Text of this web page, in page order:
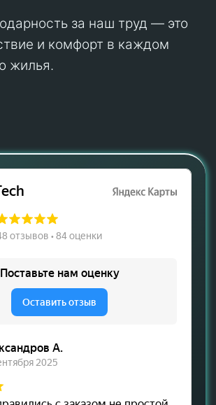
за наш труд — это
и комфорт в каждом
жилья.